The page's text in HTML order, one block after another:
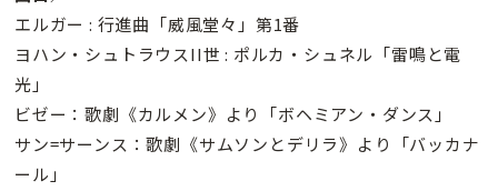
エルガー : 行進曲「威風堂々」第1番
ヨハン・シュトラウスII世 : ポルカ・シュネル「雷鳴と電
光」
ビゼー：歌劇《カルメン》より「ボヘミアン・ダンス」
サン=サーンス：歌劇《サムソンとデリラ》より「バッカナ
ール」